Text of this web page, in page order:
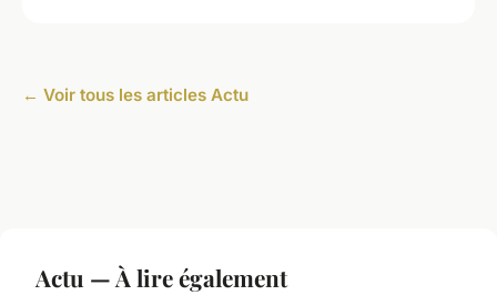
← Voir tous les articles Actu
Actu — À lire également